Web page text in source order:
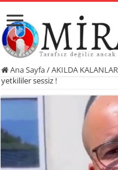
Ana Sayfa/AKILDA KALANLAR
yetkililer sessiz !